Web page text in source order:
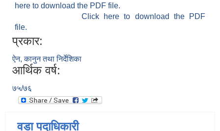
here to download the PDF file.
Click here to download the PDF
file.
प्रकार:
ऐन, कानुन तथा निर्देशिका
आर्थिक वर्ष:
७५/७६
वडा पदाधिकारी